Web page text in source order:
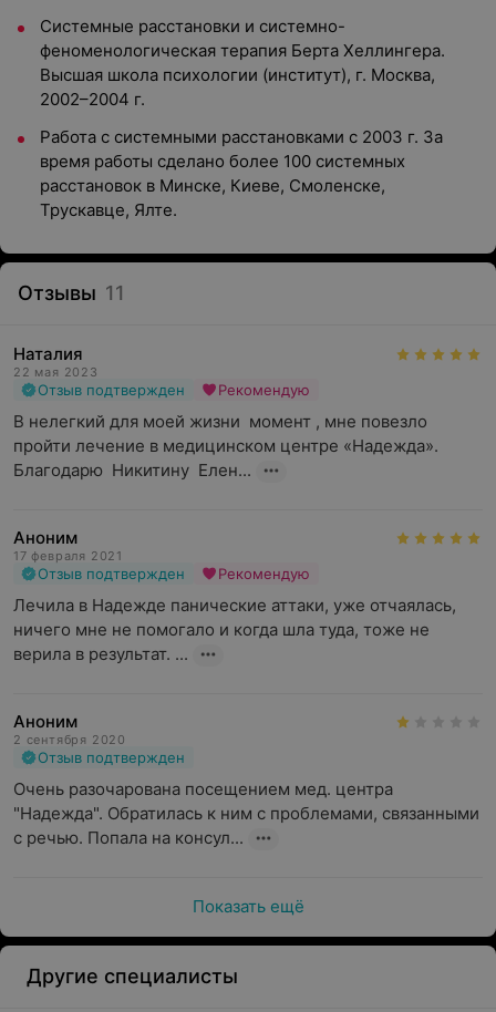
Системные расстановки и системно-
феноменологическая терапия Берта Хеллингера.
Высшая школа психологии (институт), г. Москва,
2002–2004 г.
Работа с системными расстановками с 2003 г. За
время работы сделано более 100 системных
расстановок в Минске, Киеве, Смоленске,
Трускавце, Ялте.
Отзывы 11
Наталия
22 мая 2023
Отзыв подтвержден Рекомендую
В нелегкий для моей жизни  момент , мне повезло
пройти лечение в медицинском центре «Надежда».
Благодарю  Никитину  Елен...
Аноним
17 февраля 2021
Отзыв подтвержден Рекомендую
Лечила в Надежде панические аттаки, уже отчаялась,
ничего мне не помогало и когда шла туда, тоже не
верила в результат. ...
Аноним
2 сентября 2020
Отзыв подтвержден
Очень разочарована посещением мед. центра
"Надежда". Обратилась к ним с проблемами, связанными
с речью. Попала на консул...
Показать ещё
Другие специалисты